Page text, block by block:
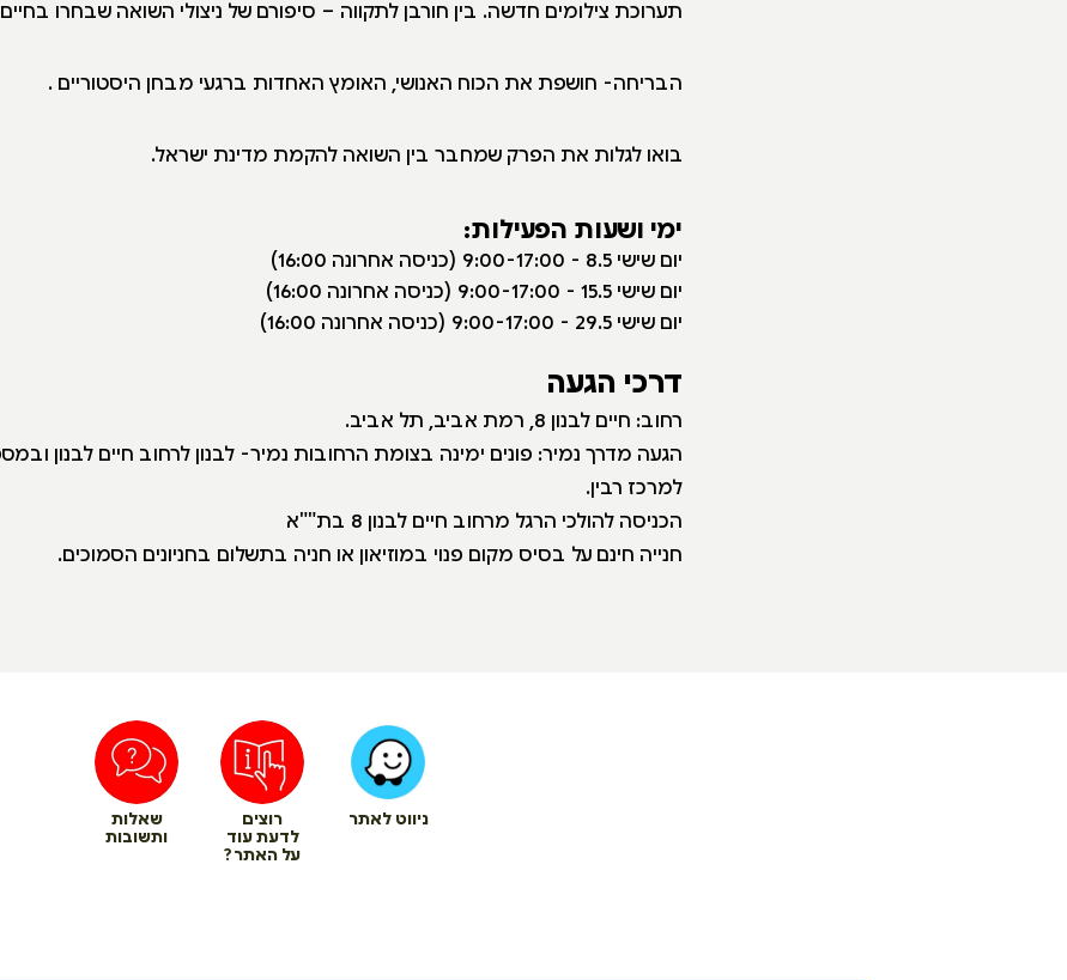
תערוכת צילומים חדשה. בין חורבן לתקווה – סיפורם של ניצולי השואה שבחרו בחיים
הבריחה- חושפת את הכוח האנושי, האומץ האחדות ברגעי מבחן היסטוריים .
בואו לגלות את הפרק שמחבר בין השואה להקמת מדינת ישראל.
ימי ושעות הפעילות:
יום שישי 8.5 - 9:00-17:00
(כניסה אחרונה 16:00)
יום שישי 15.5 - 9:00-17:00
(כניסה אחרונה 16:00)
יום שישי 29.5 - 9:00-17:00
(כניסה אחרונה 16:00)
דרכי הגעה
רחוב: חיים לבנון 8, רמת אביב, תל אביב.
למרכז רבין.
הכניסה להולכי הרגל מרחוב חיים לבנון 8 בת""א
חנייה חינם על בסיס מקום פנוי במוזיאון או חניה בתשלום בחניונים הסמוכים.
ניווט לאתר רוצים
לדעת עוד
על האתר?
שאלות
ותשובות